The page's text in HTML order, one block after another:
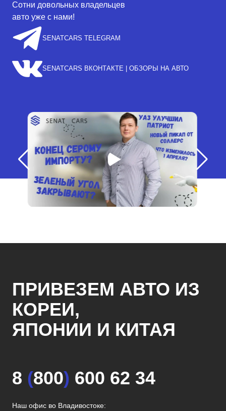
Сотни довольных владельцев
авто уже с нами!
SENATCARS TELEGRAM
SENATCARS ВКОНТАКТЕ | ОБЗОРЫ НА АВТО
ПРИВЕЗЕМ АВТО ИЗ
КОРЕИ,
ЯПОНИИ И КИТАЯ
8 (800) 600 62 34
Наш офис во Владивостоке: